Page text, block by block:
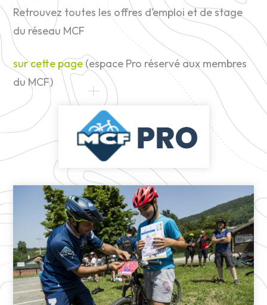
Retrouvez toutes les offres d’emploi et de stage
du réseau MCF
sur cette page (espace Pro réservé aux membres
du MCF)